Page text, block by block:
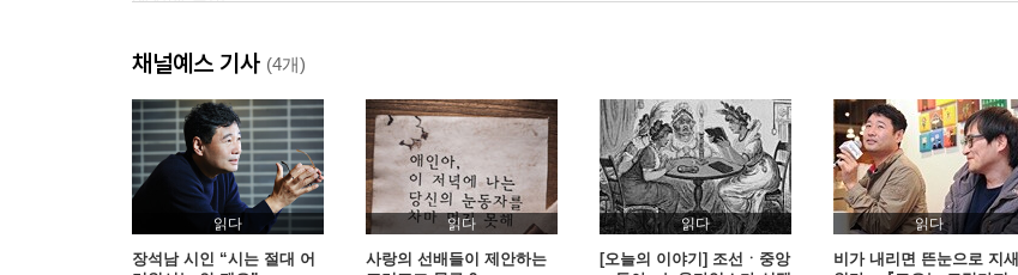
2부
중년
불임
큰 눈
가라앉는 발자국들
수로(水路)에서
채널예스 기사 (4개)
읽다
장석남 시인 “시는 절대 어
읽다
사랑의 선배들이 제안하는
읽다
[오늘의 이야기] 조선ㆍ중앙
읽다
비가 내리면 뜬눈으로 지새